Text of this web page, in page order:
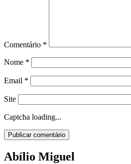
Comentário *
Nome *
Email *
Site
Captcha loading...
Abílio Miguel